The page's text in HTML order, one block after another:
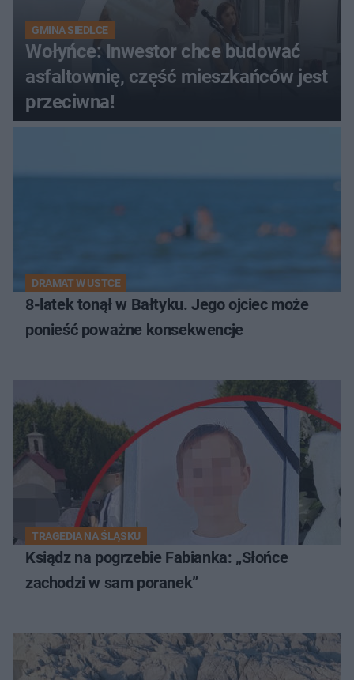
GMINA SIEDLCE
Wołyńce: Inwestor chce budować
asfaltownię, część mieszkańców jest
przeciwna!
DRAMAT W USTCE
8-latek tonął w Bałtyku. Jego ojciec może
ponieść poważne konsekwencje
TRAGEDIA NA ŚLĄSKU
Ksiądz na pogrzebie Fabianka: „Słońce
zachodzi w sam poranek”